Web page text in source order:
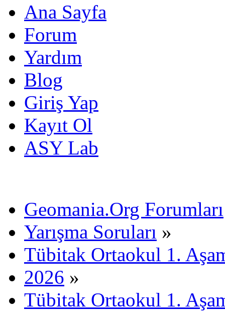
Ana Sayfa
Forum
Yardım
Blog
Giriş Yap
Kayıt Ol
ASY Lab
Geomania.Org Forumları
Yarışma Soruları »
Tübitak Ortaokul 1.
2026 »
Tübitak Ortaokul 1.